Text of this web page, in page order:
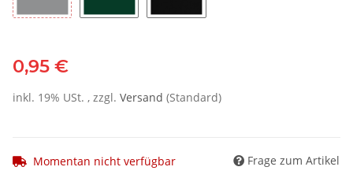
0,95 €
inkl. 19% USt. , zzgl. Versand (Standard)
Momentan nicht verfügbar Frage zum Artikel